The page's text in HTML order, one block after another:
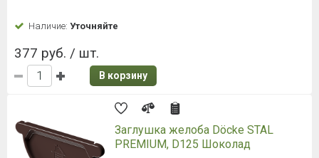
Наличие: Уточняйте
377 руб. / шт.
В корзину
Заглушка желоба Döcke STAL
PREMIUM, D125 Шоколад